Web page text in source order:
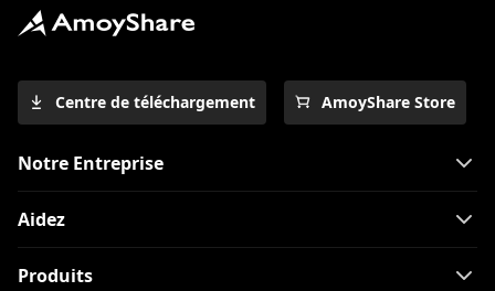
Centre de téléchargement AmoyShare Store
Notre Entreprise
Aidez
Produits